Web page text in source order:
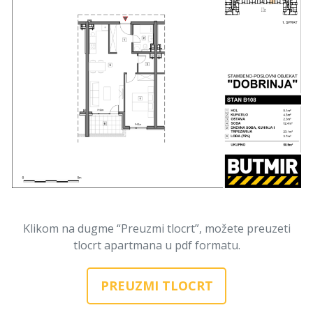
Klikom na dugme “Preuzmi tlocrt”, možete preuzeti
tlocrt apartmana u pdf formatu.
PREUZMI TLOCRT